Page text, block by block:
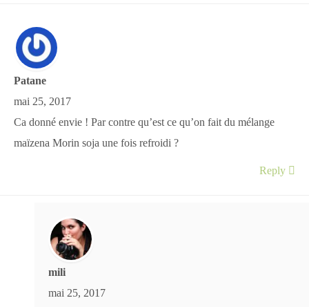
Patane
mai 25, 2017
Ca donné envie ! Par contre qu’est ce qu’on fait du mélange
maïzena Morin soja une fois refroidi ?
Reply
mili
mai 25, 2017